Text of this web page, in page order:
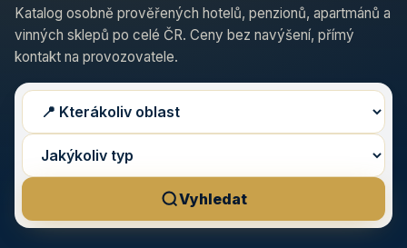
Katalog osobně prověřených hotelů, penzionů, apartmánů a
vinných sklepů po celé ČR. Ceny bez navýšení, přímý
kontakt na provozovatele.
Vyhledat